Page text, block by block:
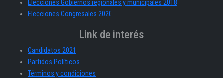
Elecciones Gobiernos regionales y municipales 2018
Elecciones Congresales 2020
Link de interés
Candidatos 2021
Partidos Políticos
Términos y condiciones